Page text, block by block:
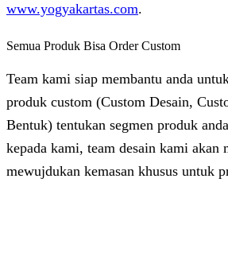
www.yogyakartas.com.
Semua Produk Bisa Order Custom
Team kami siap membantu anda
produk custom (Custom Desain,
Bentuk) tentukan segmen produk
kepada kami, team desain kami akan
mewujdukan kemasan khusus untuk